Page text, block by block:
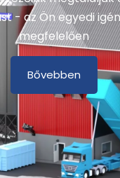
- az Ön egyedi
megfelelően
Bővebben